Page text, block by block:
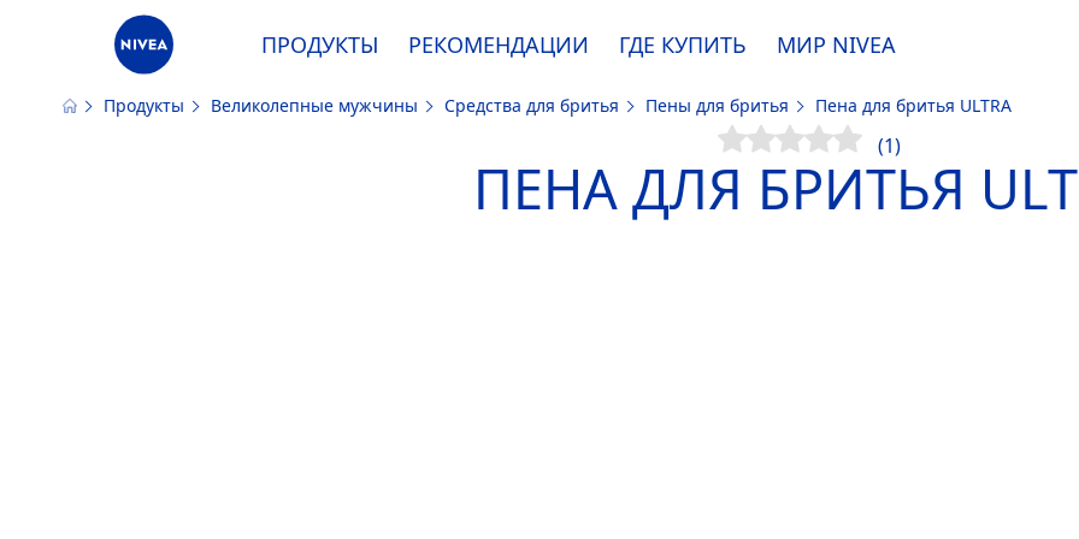
Наш сайт использует файлы cookie. Пожалуйста, ознакомьтесь с информацией по использованию файлов
ПРОДУКТЫ РЕКОМЕНДАЦИИ ГДЕ КУПИТЬ МИР NIVEA
Продукты Великолепные мужчины Средства для бритья Пены для бритья Пена для бритья ULTRA
(1)
ПЕНА ДЛЯ БРИТЬЯ